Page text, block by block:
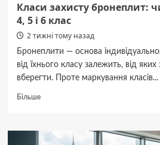
Класи захисту бронеплит:
4, 5 і 6 клас
2 тижні тому назад
Бронеплити — основа
від їхнього класу залежить, від яких
вберегти. Проте маркування класів...
БільшеДокладніше
бронеплит: